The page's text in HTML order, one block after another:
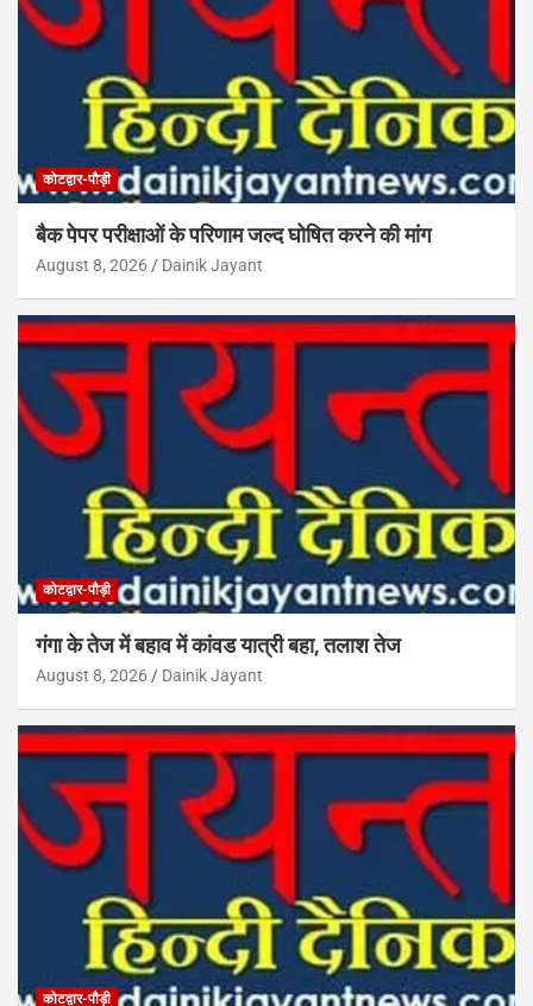
कोटद्वार-पौड़ी
बैक पेपर परीक्षाओं के परिणाम जल्द घोषित करने की मांग
August 8, 2026 Dainik Jayant
कोटद्वार-पौड़ी
गंगा के तेज में बहाव में कांवड यात्री बहा, तलाश तेज
August 8, 2026 Dainik Jayant
कोटद्वार-पौड़ी